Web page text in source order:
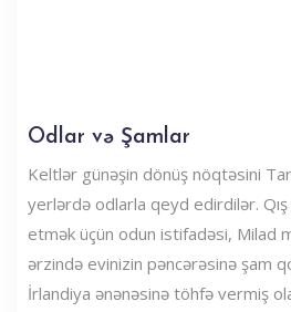
Odlar və Şamlar
Keltlər günəşin dönüş nöqtəsini
yerlərdə odlarla qeyd edirdilər.
etmək üçün odun istifadəsi, Milad
ərzində evinizin pəncərəsinə şam
İrlandiya ənənəsinə töhfə vermiş